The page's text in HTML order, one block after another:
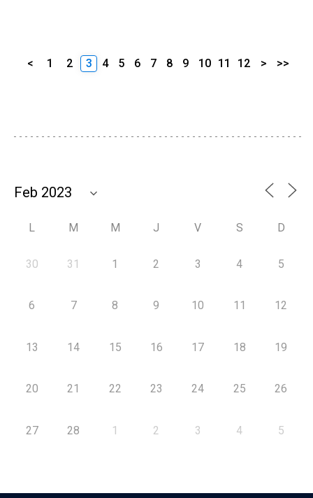
< 1 2 3 4 5 6 7 8 9 10 11 12 > >>
L M M J V S D
30 31 1 2 3 4 5
6 7 8 9 10 11 12
13 14 15 16 17 18 19
20 21 22 23 24 25 26
27 28 1 2 3 4 5